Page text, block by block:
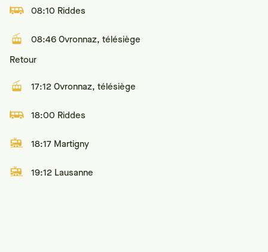
08:10 Riddes
08:46 Ovronnaz, télésiège
Retour
17:12 Ovronnaz, télésiège
18:00 Riddes
18:17 Martigny
19:12 Lausanne